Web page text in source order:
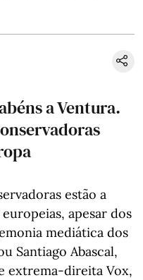
a Ventura.
estão a
apesar dos
mediática dos
Santiago Abascal,
extrema-direita Vox,